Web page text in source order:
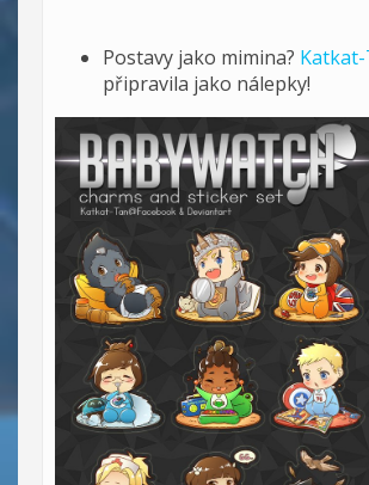
Postavy jako mimina?
připravila jako nálepky!